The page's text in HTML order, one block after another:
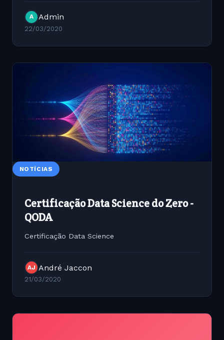
Github do...
A Admin
22/03/2020
NOTÍCIAS
Certificação Data Science do Zero -
QODA
Certificação Data Science
AJ André Jaccon
21/03/2020